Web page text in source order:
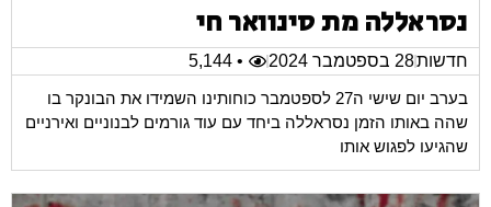
נסראללה מת סינוואר חי
חדשות28 בספטמבר 2024
• 5,144
בערב יום שישי ה27 לספטמבר כוחותינו השמידו את הבונקר בו
שהה באותו הזמן נסראללה ביחד עם עוד גורמים לבנוניים ואירניים
שהגיעו לפגוש אותו